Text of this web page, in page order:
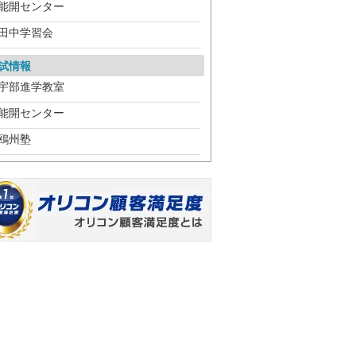
開センター
中学習会
情報
部進学教室
開センター
州塾